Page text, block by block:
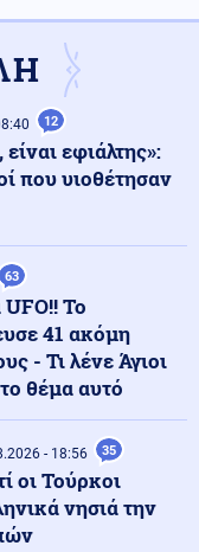
των υποκλοπών
- Η ανάρτησή
Πλήθος
αλλά τελικά
συγκρούστηκε με
Λαγονήσι
ισραηλινών
- Τι απαντά το
12
εφιάλτης»:
που υιοθέτησαν
63
Το
41 ακόμη
- Τι λένε Άγιοι
θέμα αυτό
- 18:56 35
οι Τούρκοι
νησιά την